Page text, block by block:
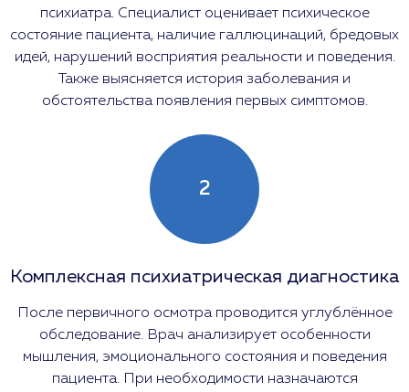
психиатра. Специалист оценивает психическое
состояние пациента, наличие галлюцинаций, бредовых
идей, нарушений восприятия реальности и поведения.
Также выясняется история заболевания и
обстоятельства появления первых симптомов.
2
Комплексная психиатрическая диагностика
После первичного осмотра проводится углублённое
обследование. Врач анализирует особенности
мышления, эмоционального состояния и поведения
пациента. При необходимости назначаются